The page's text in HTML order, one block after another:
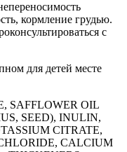
кормление грудью.
с
для детей месте
SAFFLOWER OIL
SEED), INULIN,
CITRATE,
CALCIUM